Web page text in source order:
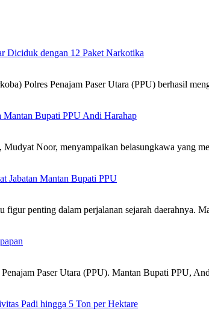
Diciduk dengan 12 Paket Narkotika
Polres Penajam Paser Utara (PPU) berhasil
Mantan Bupati PPU Andi Harahap
Noor, menyampaikan belasungkawa yang
Jabatan Mantan Bupati PPU
penting dalam perjalanan sejarah daerahnya.
Paser Utara (PPU). Mantan Bupati PPU,
Padi hingga 5 Ton per Hektare